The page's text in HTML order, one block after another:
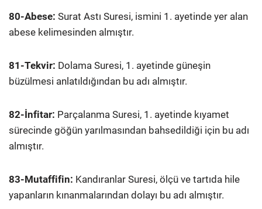
80-Abese: Surat Astı Suresi, ismini 1. ayetinde yer alan
abese kelimesinden almıştır.
81-Tekvir: Dolama Suresi, 1. ayetinde güneşin
büzülmesi anlatıldığından bu adı almıştır.
82-İnfitar: Parçalanma Suresi, 1. ayetinde kıyamet
sürecinde göğün yarılmasından bahsedildiği için bu adı
almıştır.
83-Mutaffifin: Kandıranlar Suresi, ölçü ve tartıda hile
yapanların kınanmalarından dolayı bu adı almıştır.